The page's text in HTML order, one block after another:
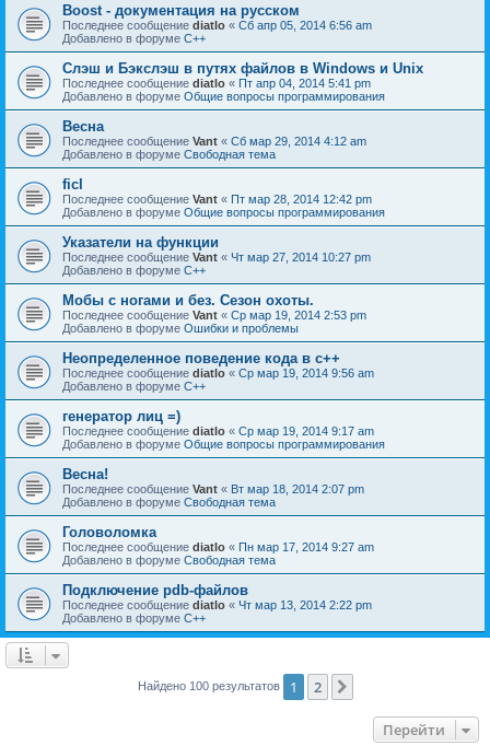
Boost - документация на русском
Последнее сообщение diatlo « Сб апр 05, 2014 6:56 am
Добавлено в форуме C++
Слэш и Бэкслэш в путях файлов в Windows и Unix
Последнее сообщение diatlo « Пт апр 04, 2014 5:41 pm
Добавлено в форуме Общие вопросы программирования
Весна
Последнее сообщение Vant « Сб мар 29, 2014 4:12 am
Добавлено в форуме Свободная тема
ficl
Последнее сообщение Vant « Пт мар 28, 2014 12:42 pm
Добавлено в форуме Общие вопросы программирования
Указатели на функции
Последнее сообщение Vant « Чт мар 27, 2014 10:27 pm
Добавлено в форуме C++
Мобы с ногами и без. Сезон охоты.
Последнее сообщение Vant « Ср мар 19, 2014 2:53 pm
Добавлено в форуме Ошибки и проблемы
Неопределенное поведение кода в c++
Последнее сообщение diatlo « Ср мар 19, 2014 9:56 am
Добавлено в форуме C++
генератор лиц =)
Последнее сообщение diatlo « Ср мар 19, 2014 9:17 am
Добавлено в форуме Общие вопросы программирования
Весна!
Последнее сообщение Vant « Вт мар 18, 2014 2:07 pm
Добавлено в форуме Свободная тема
Головоломка
Последнее сообщение diatlo « Пн мар 17, 2014 9:27 am
Добавлено в форуме Свободная тема
Подключение pdb-файлов
Последнее сообщение diatlo « Чт мар 13, 2014 2:22 pm
Добавлено в форуме C++
Найдено 100 результатов 1 2
Перейти